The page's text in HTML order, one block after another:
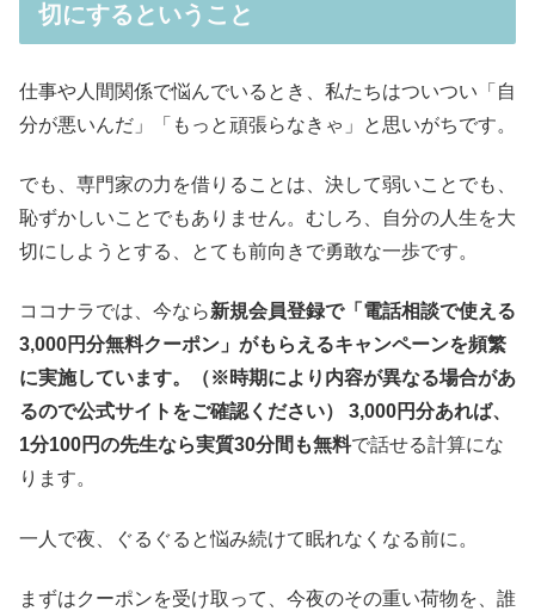
切にするということ
仕事や人間関係で悩んでいるとき、私たちはついつい「自
分が悪いんだ」「もっと頑張らなきゃ」と思いがちです。
でも、専門家の力を借りることは、決して弱いことでも、
恥ずかしいことでもありません。むしろ、自分の人生を大
切にしようとする、とても前向きで勇敢な一歩です。
ココナラでは、今なら新規会員登録で「電話相談で使える
3,000円分無料クーポン」がもらえるキャンペーンを頻繁
に実施しています。（※時期により内容が異なる場合があ
るので公式サイトをご確認ください） 3,000円分あれば、
1分100円の先生なら実質30分間も無料で話せる計算にな
ります。
一人で夜、ぐるぐると悩み続けて眠れなくなる前に。
まずはクーポンを受け取って、今夜のその重い荷物を、誰